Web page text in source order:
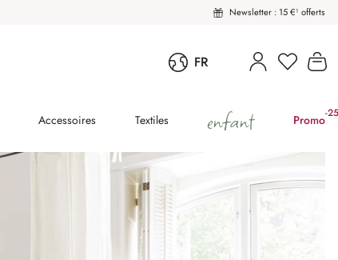
Newsletter : 15 €¹ offerts
FR Vous
Accessoires Textiles enfant Promo-